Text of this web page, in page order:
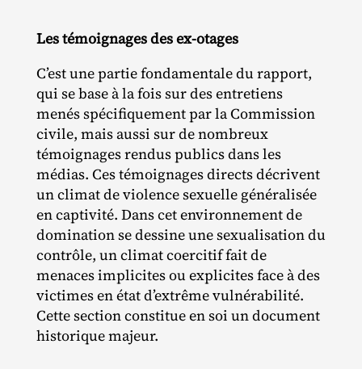
Les témoignages des ex-otages
C’est une partie fondamentale du rapport,
qui se base à la fois sur des entretiens
menés spécifiquement par la Commission
civile, mais aussi sur de nombreux
témoignages rendus publics dans les
médias. Ces témoignages directs décrivent
un climat de violence sexuelle généralisée
en captivité. Dans cet environnement de
domination se dessine une sexualisation du
contrôle, un climat coercitif fait de
menaces implicites ou explicites face à des
victimes en état d’extrême vulnérabilité.
Cette section constitue en soi un document
historique majeur.